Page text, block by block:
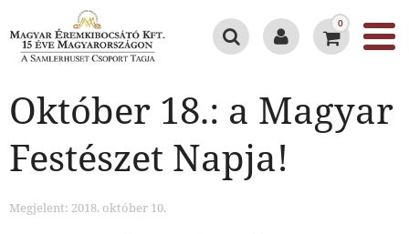
0
Október 18.: a Magyar
Festészet Napja!
Megjelent: 2018. október 10.